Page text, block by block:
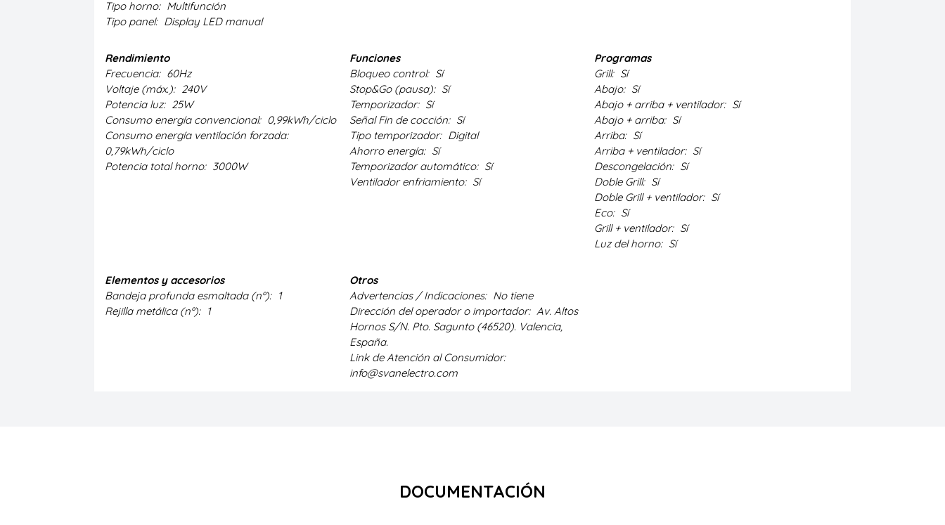
Tipo horno: Multifunción
Tipo panel: Display LED manual
Rendimiento
Frecuencia: 60Hz
Voltaje (máx.): 240V
Potencia luz: 25W
Consumo energía convencional: 0,99kWh/ciclo
Consumo energía ventilación forzada:
0,79kWh/ciclo
Potencia total horno: 3000W
Funciones
Bloqueo control: Sí
Stop&Go (pausa): Sí
Temporizador: Sí
Señal Fin de cocción: Sí
Tipo temporizador: Digital
Ahorro energía: Sí
Temporizador automático: Sí
Ventilador enfriamiento: Sí
Programas
Grill: Sí
Abajo: Sí
Abajo + arriba + ventilador: Sí
Abajo + arriba: Sí
Arriba: Sí
Arriba + ventilador: Sí
Descongelación: Sí
Doble Grill: Sí
Doble Grill + ventilador: Sí
Eco: Sí
Grill + ventilador: Sí
Luz del horno: Sí
Elementos y accesorios
Bandeja profunda esmaltada (nº): 1
Rejilla metálica (nº): 1
Otros
Advertencias / Indicaciones: No tiene
Dirección del operador o importador: Av. Altos
Hornos S/N. Pto. Sagunto (46520). Valencia,
España.
Link de Atención al Consumidor:
info@svanelectro.com
DOCUMENTACIÓN